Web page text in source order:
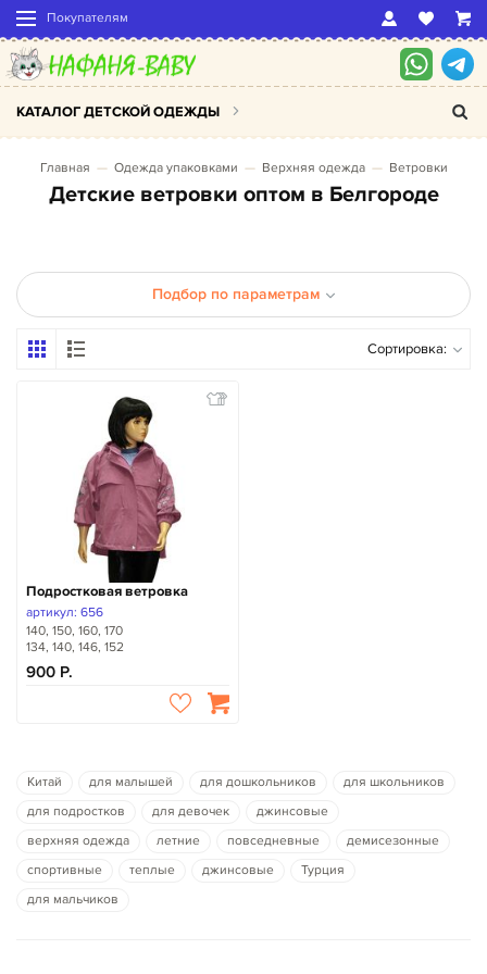
Покупателям
КАТАЛОГ ДЕТСКОЙ ОДЕЖДЫ
Главная Одежда упаковками Верхняя одежда Ветровки
Детские ветровки оптом в Белгороде
Подбор по параметрам
Сортировка:
Подростковая ветровка
артикул: 656
140, 150, 160, 170
134, 140, 146, 152
900
Китай для малышей для дошкольников
для школьников
для подростков
для девочек
джинсовые
верхняя одежда
летние повседневные
демисезонные
спортивные
теплые джинсовые
Турция
для мальчиков